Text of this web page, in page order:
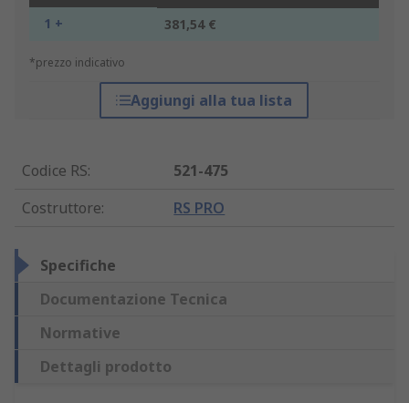
1 + 381,54 €
*prezzo indicativo
Aggiungi alla tua lista
Codice RS:
521-475
Costruttore: RS PRO
Specifiche
Documentazione Tecnica
Normative
Dettagli prodotto